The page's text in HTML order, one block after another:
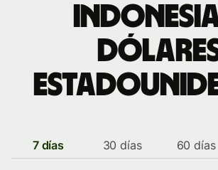
7 días 30 días 60 días